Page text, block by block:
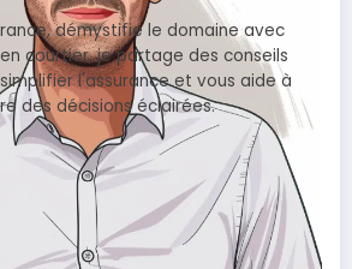
démystifie le domaine avec
courtier, je partage des conseils
l'assurance et vous aide à
des décisions éclairées.